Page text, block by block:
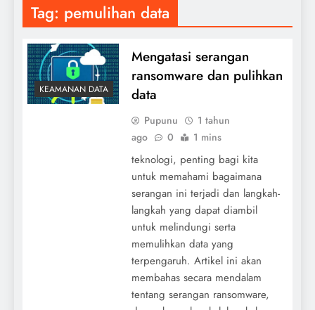
Tag: pemulihan data
KEAMANAN DATA
Mengatasi serangan
ransomware dan pulihkan
data
Pupunu
1 tahun
ago
0 1 mins
teknologi, penting bagi kita
untuk memahami bagaimana
serangan ini terjadi dan langkah-
langkah yang dapat diambil
untuk melindungi serta
memulihkan data yang
terpengaruh. Artikel ini akan
membahas secara mendalam
tentang serangan ransomware,